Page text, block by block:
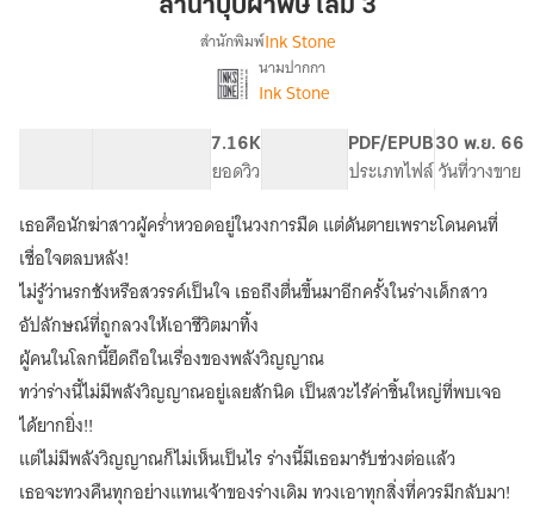
ลำนำบุปผาพิษ เล่ม 3
เรื่อง
ลำนำ
สำนักพิมพ์Ink Stone
นามปากกา
Ink Stone
7.16K
ยอดวิว
PDF/EPUB
ประเภทไฟล์
30 พ.ย. 66
วันที่วางขาย
เธอคือนักฆ่าสาวผู้คร่ำหวอดอยู่ในวงการมืด แต่ดันตายเพราะโดนคนที่
เชื่อใจตลบหลัง!
ไม่รู้ว่านรกชังหรือสวรรค์เป็นใจ เธอถึงตื่นขึ้นมาอีกครั้งในร่างเด็กสาว
อัปลักษณ์ที่ถูกลวงให้เอาชีวิตมาทิ้ง
ผู้คนในโลกนี้ยึดถือในเรื่องของพลังวิญญาณ
ทว่าร่างนี้ไม่มีพลังวิญญาณอยู่เลยสักนิด เป็นสวะไร้ค่าชิ้นใหญ่ที่พบเจอ
ได้ยากยิ่ง!!
แต่ไม่มีพลังวิญญาณก็ไม่เห็นเป็นไร ร่างนี้มีเธอมารับช่วงต่อแล้ว